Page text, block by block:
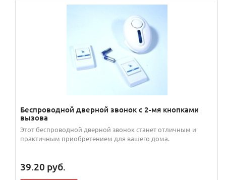
Беспроводной дверной звонок с 2-мя кнопками
вызова
Этот беспроводной дверной звонок станет отличным и
практичным приобретением для вашего дома.
39.20 руб.